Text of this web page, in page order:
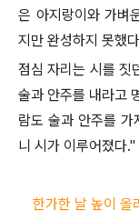
은 아지랑이와 가벼
지만 완성하지 못했다
점심 자리는 시를 짓
술과 안주를 내라고
람도 술과 안주를 가
니 시가 이루어졌다."
한가한 날 높이 올